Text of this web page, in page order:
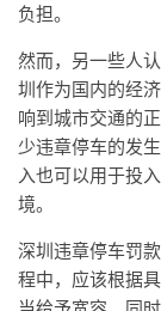
负担。
然而，另一些人
圳作为国内的经
响到城市交通的
少违章停车的发
入也可以用于投
境。
深圳违章停车罚
程中，应该根据